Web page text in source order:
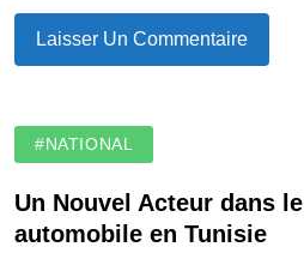
#NATIONAL
Un Nouvel Acteur dans
automobile en Tunisie